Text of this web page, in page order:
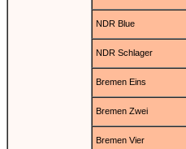
NDR Blue
NDR Schlager
Bremen Eins
Bremen Zwei
Bremen Vier